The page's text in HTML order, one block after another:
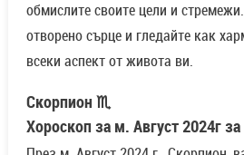
обмислите своите цели и
отворено сърце и гледайте как
всеки аспект от живота ви.
Скорпион ♏
Хороскоп за м. Август 2024г